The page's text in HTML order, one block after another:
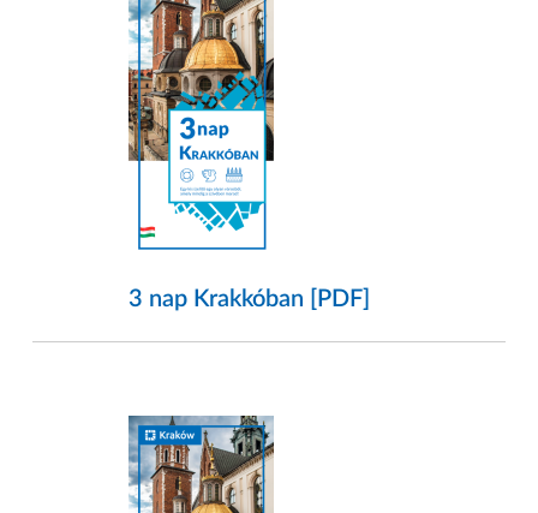
3 nap Krakkóban [PDF]